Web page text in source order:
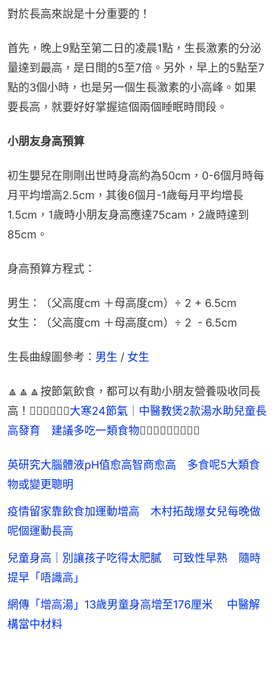
對於長高來說是十分重要的！
首先，晚上9點至第二日的凌晨1點，生長激素的分泌
量達到最高，是日間的5至7倍。另外，早上的5點至7
點的3個小時，也是另一個生長激素的小高峰。如果
要長高，就要好好掌握這個兩個睡眠時間段。
小朋友身高預算
初生嬰兒在剛剛出世時身高約為50cm，0-6個月時每
月平均增高2.5cm，其後6個月-1歲每月平均增長
1.5cm，1歲時小朋友身高應達75cam，2歲時達到
85cm。
身高預算方程式：
男生：（父高度cm ＋母高度cm）÷ 2 + 6.5cm
女生：（父高度cm ＋母高度cm）÷ 2  - 6.5cm
生長曲線圖參考： 男生 / 女生
🔼🔼🔼按節氣飲食，都可以有助小朋友營養吸收同長
高！👉🏻👉🏻👉🏻大寒24節氣｜中醫教煲2款湯水助兒童長
高發育　建議多吃一類食物👈🏻👈🏻👈🏻🔼🔼🔼
英研究大腦體液pH值愈高智商愈高 多食呢5大類食
物或變更聰明
疫情留家靠飲食加運動增高 木村拓哉爆女兒每晚做
呢個運動長高
兒童身高｜別讓孩子吃得太肥膩 可致性早熟 隨時
提早「唔識高」
網傳「增高湯」13歲男童身高增至176厘米 中醫解
構當中材料